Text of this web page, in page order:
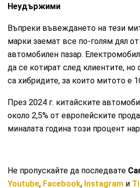
Неудържими
Въпреки въвеждането на тези
марки заемат все по-голям дял
автомобилен пазар.
да се котират след клиентите, но
са хибридите, за които митото е
През 2024 г. китайските
около 2,5% от европейските
миналата година този процент
Не пропускайте да последвате
Youtube, Facebook, Instagram и